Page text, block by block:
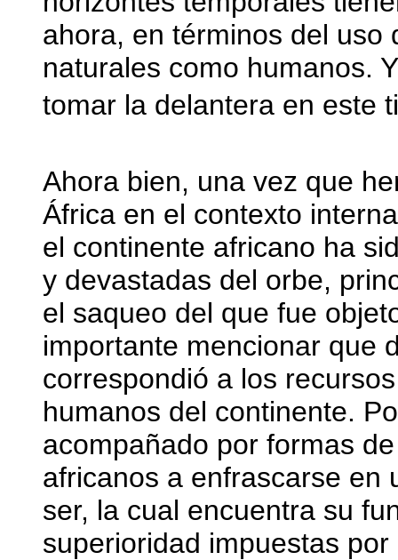
ahora, en términos del uso
naturales como humanos.
tomar la delantera en este
Ahora bien, una vez que
África en el contexto
el continente africano ha
y devastadas del orbe,
el saqueo del que fue
importante mencionar que
correspondió a los
humanos del continente.
acompañado por formas
africanos a enfrascarse en
ser, la cual encuentra su
superioridad impuestas